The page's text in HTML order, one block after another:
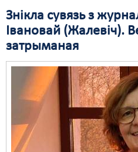
Знікла сувязь з
Івановай (Жалевіч).
затрыманая